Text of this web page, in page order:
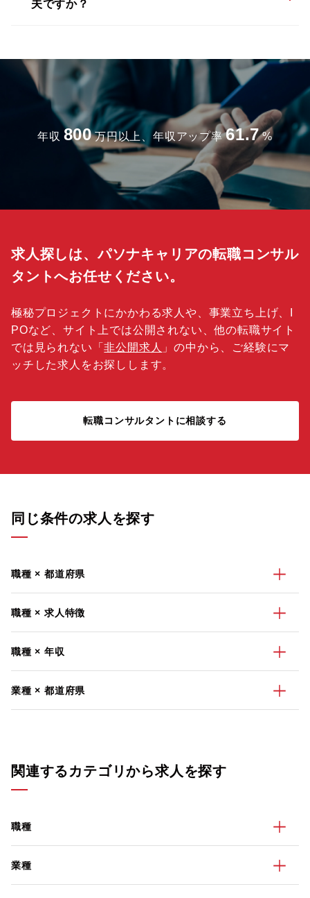
夫ですか？
年収 800 万円以上、年収アップ率 61.7 %
求人探しは、パソナキャリアの転職コンサル
タントへお任せください。
極秘プロジェクトにかかわる求人や、事業立ち上げ、I
POなど、サイト上では公開されない、他の転職サイト
では見られない「非公開求人 」の中から、ご経験にマ
ッチした求人をお探しします。
転職コンサルタントに相談する
同じ条件の求人を探す
職種 × 都道府県
職種 × 求人特徴
職種 × 年収
業種 × 都道府県
関連するカテゴリから求人を探す
職種
業種